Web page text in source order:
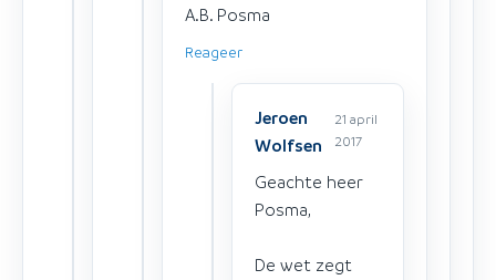
A.B. Posma
Reageer
Jeroen
Wolfsen
21 april
2017
Geachte heer
Posma,
De wet zegt